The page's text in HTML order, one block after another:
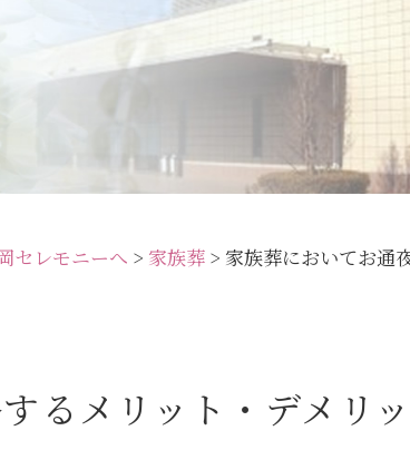
セレモニーへ > 家族葬 > 家族葬においてお通
るメリット・デメリ